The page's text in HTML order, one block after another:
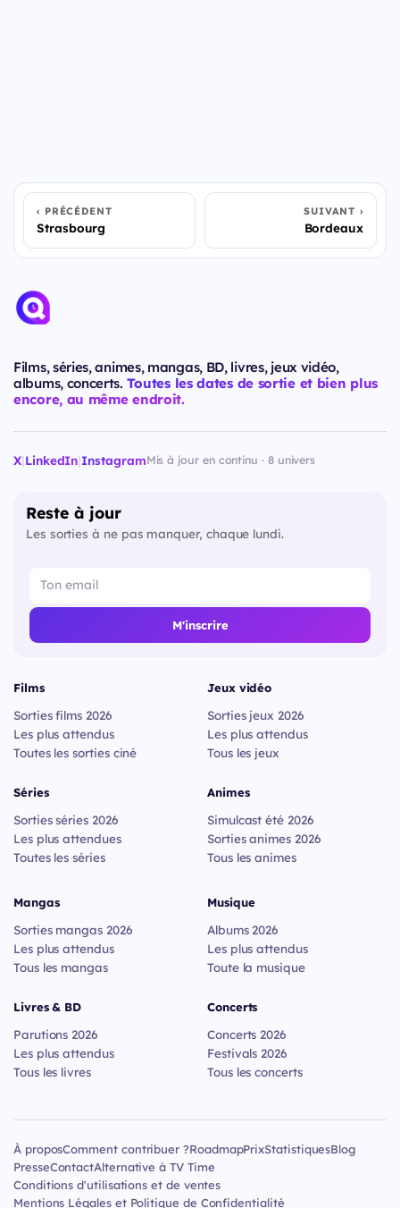
PRÉCÉDENT
Strasbourg
SUIVANT
Bordeaux
Films, séries, animes, mangas, BD, livres, jeux vidéo,
albums, concerts. Toutes les dates de sortie et bien plus
encore, au même endroit.
X|LinkedIn|InstagramMis à jour en continu · 8 univers
Reste à jour
Les sorties à ne pas manquer, chaque lundi.
M'inscrire
Films
Sorties films 2026
Les plus attendus
Toutes les sorties ciné
Séries
Sorties séries 2026
Les plus attendues
Toutes les séries
Jeux vidéo
Sorties jeux 2026
Les plus attendus
Tous les jeux
Animes
Simulcast été 2026
Sorties animes 2026
Tous les animes
Mangas
Sorties mangas 2026
Les plus attendus
Tous les mangas
Livres & BD
Parutions 2026
Les plus attendus
Tous les livres
Musique
Albums 2026
Les plus attendus
Toute la musique
Concerts
Concerts 2026
Festivals 2026
Tous les concerts
À proposComment contribuer ?RoadmapPrixStatistiquesBlog
PresseContactAlternative à TV Time
Conditions d'utilisations et de ventes
Mentions Légales et Politique de Confidentialité